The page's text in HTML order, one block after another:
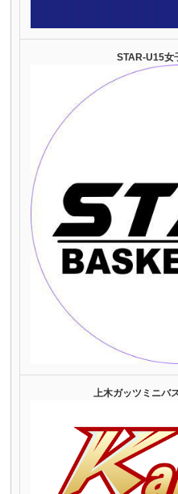
STAR-U15女
上木ガッツミニバ